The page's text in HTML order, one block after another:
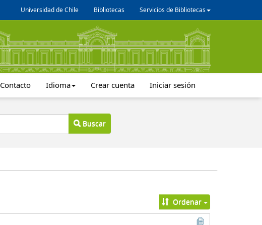
Universidad de Chile Bibliotecas Servicios de Bibliotecas
Contacto Idioma Crear cuenta Iniciar sesión
Buscar
Ordenar